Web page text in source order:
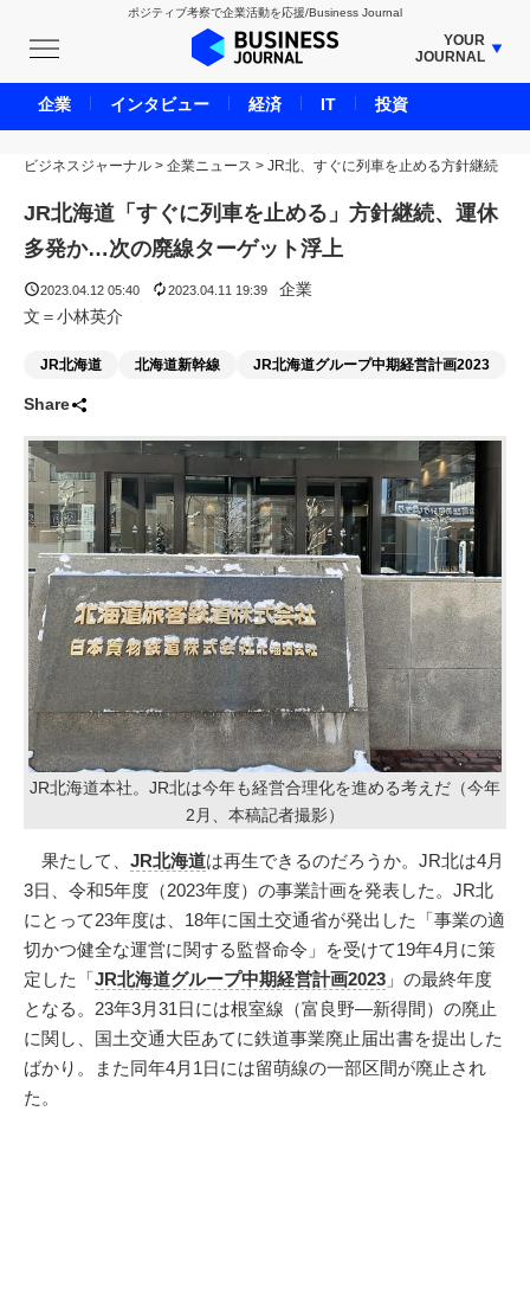
ポジティブ考察で企業活動を応援/Business Journal
YOUR
JOURNAL
BUSINESS JOURNAL
UNICORN JOURNAL
CARBON CREDITS JOURNAL
IVS JOURNAL
ENERGY MANAGEMENT JOURNAL
BPaaS JOURNAL
ADOPTABLE DOG JOURNAL
ビジネスジャーナル > 企業ニュース > JR北、すぐに列車を止める方針継続
JR北海道「すぐに列車を止める」方針継続、運休
多発か…次の廃線ターゲット浮上
2023.04.12 05:40 2023.04.11 19:39
企業
文＝小林英介
JR北海道 北海道新幹線 JR北海道グループ中期経営計画2023
Share
JR北海道本社。JR北は今年も経営合理化を進める考えだ（今年
2月、本稿記者撮影）
果たして、 JR北海道は再生できるのだろうか。JR北は4月
3日、令和5年度（2023年度）の事業計画を発表した。JR北
にとって23年度は、18年に国土交通省が発出した「事業の適
切かつ健全な運営に関する監督命令」を受けて19年4月に策
定した「JR北海道グループ中期経営計画2023 」の最終年度
となる。23年3月31日には根室線（富良野―新得間）の廃止
に関し、国土交通大臣あてに鉄道事業廃止届出書を提出した
ばかり。また同年4月1日には留萌線の一部区間が廃止され
た。
企業 インタビュー 経済 IT 投資